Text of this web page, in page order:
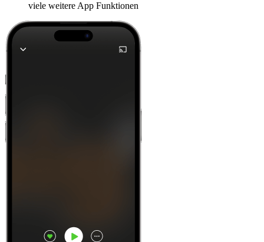
viele weitere App Funktionen